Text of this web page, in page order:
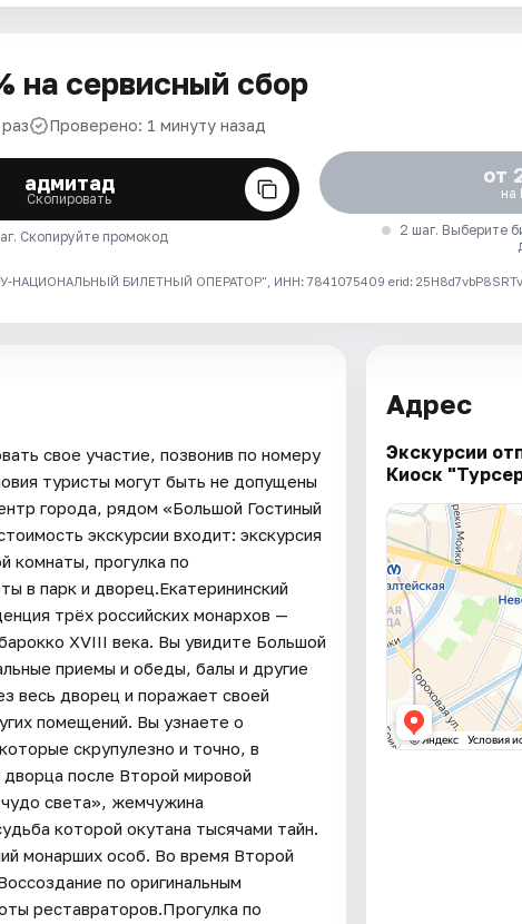
на сервисный сбор
Проверено: 1 минуту назад
адмитад
Скопировать
Скопируйте промокод
от
на
2 шаг. Выберите
НАЦИОНАЛЬНЫЙ БИЛЕТНЫЙ ОПЕРАТОР", ИНН: 7841075409 erid:
свое участие, позвонив по номеру
туристы могут быть не допущены
города, рядом «Большой Гостиный
экскурсии входит: экскурсия
комнаты, прогулка по
в парк и дворец.Екатерининский
трёх российских монархов —
XVIII века. Вы увидите Большой
приемы и обеды, балы и другие
весь дворец и поражает своей
помещений. Вы узнаете о
скрупулезно и точно, в
дворца после Второй мировой
света», жемчужина
которой окутана тысячами тайн.
монарших особ. Во время Второй
по оригинальным
реставраторов.Прогулка по
Адрес
Экскурсии
Киоск